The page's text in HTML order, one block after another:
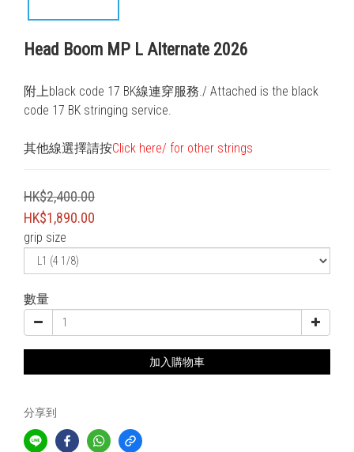
Head Boom MP L Alternate 2026
附上black code 17 BK線連穿服務./ Attached is the black
code 17 BK stringing service.
其他線選擇請按Click here/ for other strings
HK$2,400.00
HK$1,890.00
grip size
數量
加入購物車
分享到